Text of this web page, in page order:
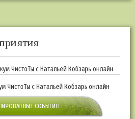
Практикум ЧистоТы с Натальей Кобзарь онлайн
Практикум ЧистоТы с Натальей Кобзарь онлайн
СОБЫТИЯ